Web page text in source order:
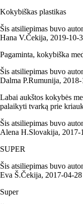
Kokybiškas plastikas
Šis atsiliepimas buvo
Hana V.Čekija,
Pagaminta, kokybiška
Šis atsiliepimas buvo
Dalma P.Rumunija,
Labai aukštos kokybės
palaikyti tvarką prie
Šis atsiliepimas buvo
Alena H.Slovakija,
SUPER
Šis atsiliepimas buvo
Eva Š.Čekija, 2017‑04‑28
Super